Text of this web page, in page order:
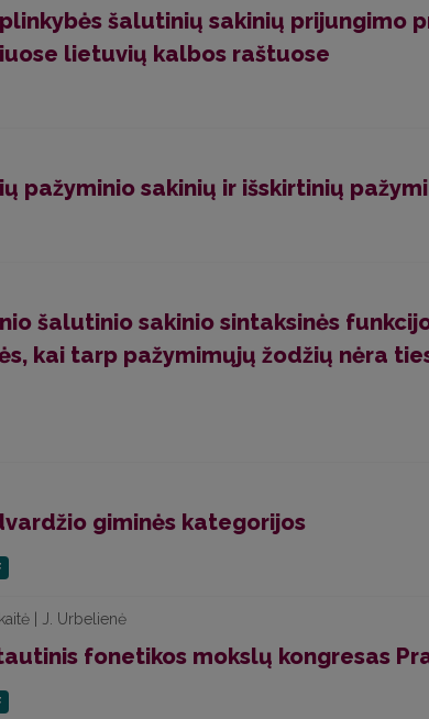
šalutinių sakinių prijungimo
lietuvių kalbos raštuose
pažyminio sakinių ir išskirtinių
šalutinio sakinio sintaksinės
kai tarp pažymimųjų žodžių nėra
giminės kategorijos
| J. Urbelienė
fonetikos mokslų kongresas